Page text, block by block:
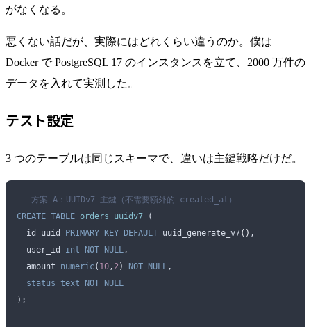
がなくなる。
悪くない話だが、実際にはどれくらい違うのか。僕は
Docker で PostgreSQL 17 のインスタンスを立て、2000 万件の
データを入れて実測した。
テスト設定
3 つのテーブルは同じスキーマで、違いは主鍵戦略だけだ。
-- 方案 A：UUIDv7 主鍵（不需要額外的 created_at）
CREATE TABLE orders_uuidv7 (
  id uuid
PRIMARY KEY DEFAULT uuid_generate_v7() ,
  user_id
int NOT NULL,
  amount
numeric( 10, 2) NOT NULL,
  status
text NOT NULL
);